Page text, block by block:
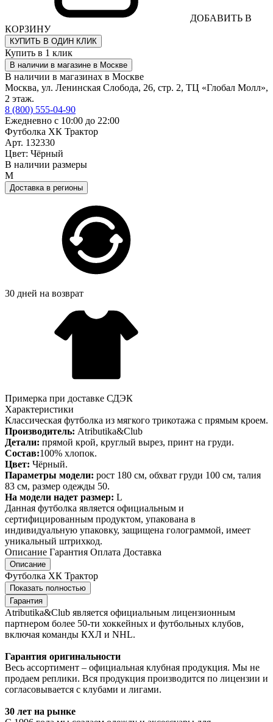
ДОБАВИТЬ В
КОРЗИНУ
КУПИТЬ В ОДИН КЛИК
Купить в 1 клик
В наличии в магазине в Москве
В наличии в магазинах в Москве
Москва, ул. Ленинская Слобода, 26, стр. 2, ТЦ «Глобал Молл»,
2 этаж.
8 (800) 555-04-90
Ежедневно с 10:00 до 22:00
Футболка ХК Трактор
Арт. 132330
Цвет: Чёрный
В наличии размеры
M
Доставка в регионы
30 дней на возврат
Примерка при доставке СДЭК
Характеристики
Классическая футболка из мягкого трикотажа с прямым кроем.
Производитель: Atributika&Club
Детали: прямой крой, круглый вырез, принт на груди.
Состав:100% хлопок.
Цвет: Чёрный.
Параметры модели: рост 180 см, обхват груди 100 см, талия
83 см, размер одежды 50.
На модели надет размер: L
Данная футболка является официальным и
сертифицированным продуктом, упакована в
индивидуальную упаковку, защищена голограммой, имеет
уникальный штрихкод.
Описание Гарантия Оплата Доставка
Описание
Футболка ХК Трактор
Показать полностью
Гарантия
Atributika&Club является официальным лицензионным
партнером более 50-ти хоккейных и футбольных клубов,
включая команды КХЛ и NHL.
Гарантия оригинальности
Весь ассортимент – официальная клубная продукция. Мы не
продаем реплики. Вся продукция производится по лицензии и
согласовывается с клубами и лигами.
30 лет на рынке